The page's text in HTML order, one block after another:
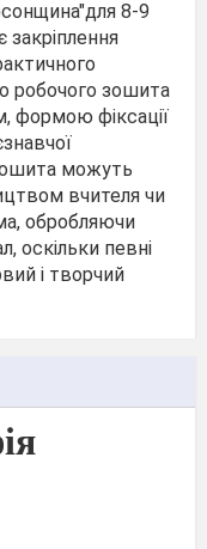
8-9
закріплення
робочого зошита
формою фіксації
можуть
вчителя чи
обробляючи
оскільки певні
і творчий